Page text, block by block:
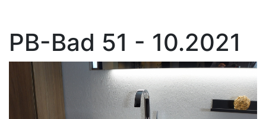
PB-Bad 51 - 10.2021